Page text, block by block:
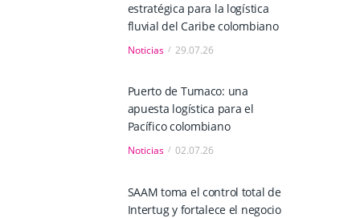
estratégica para la logística
fluvial del Caribe colombiano
Noticias 29.07.26
Puerto de Tumaco: una
apuesta logística para el
Pacífico colombiano
Noticias 02.07.26
SAAM toma el control total de
Intertug y fortalece el negocio